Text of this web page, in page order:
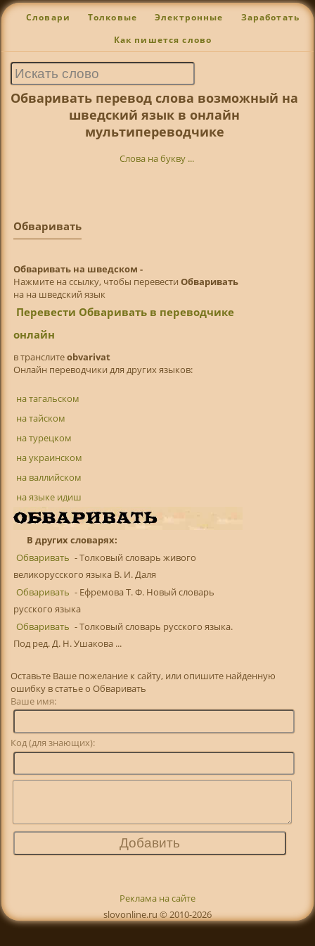
Словари Толковые Электронные Заработать
Как пишется слово
Обваривать перевод слова возможный на
шведский язык в онлайн
мультипереводчике
Слова на букву ...
Обваривать
Обваривать на шведском -
Нажмите на ссылку, чтобы перевести Обваривать
на на шведский язык
Перевести Обваривать в переводчике
онлайн
в транслитeobvarivat
Онлайн переводчики для других языков:
на тагальском
на тайском
на турецком
на украинском
на валлийском
на языке идиш
В других словарях:
Обваривать - Толковый словарь живого
великорусского языка В. И. Даля
Обваривать - Ефремова Т. Ф. Новый словарь
русского языка
Обваривать - Толковый словарь русского языка.
Под ред. Д. Н. Ушакова ...
Оставьте Ваше пожелание к сайту, или опишите найденную
ошибку в статье о Обваривать
Ваше имя:
Код (для знающих):
Реклама на сайте
slovonline.ru © 2010-2026